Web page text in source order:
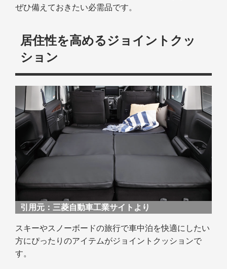
ぜひ備えておきたい必需品です。
居住性を高めるジョイントクッ
ション
引用元： 三菱自動車工業サイトより
スキーやスノーボードの旅行で車中泊を快適にしたい
方にぴったりのアイテムがジョイントクッションで
す。